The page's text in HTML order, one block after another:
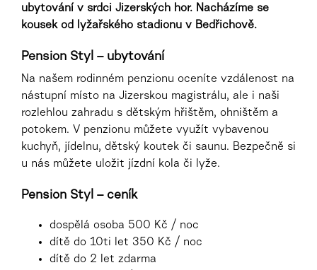
ubytování v srdci Jizerských hor. Nacházíme se
kousek od lyžařského stadionu v Bedřichově.
Pension Styl – ubytování
Na našem rodinném penzionu oceníte vzdálenost na
nástupní místo na Jizerskou magistrálu, ale i naši
rozlehlou zahradu s dětským hřištěm, ohništěm a
potokem. V penzionu můžete využít vybavenou
kuchyň, jídelnu, dětský koutek či saunu. Bezpečně si
u nás můžete uložit jízdní kola či lyže.
Pension Styl – ceník
dospělá osoba 500 Kč / noc
dítě do 10ti let 350 Kč / noc
dítě do 2 let zdarma